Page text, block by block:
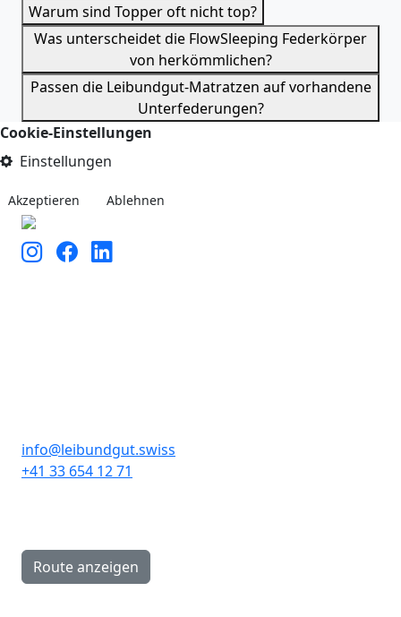
Warum sind Topper oft nicht top?
Was unterscheidet die FlowSleeping Federkörper
von herkömmlichen?
Passen die Leibundgut-Matratzen auf vorhandene
Unterfederungen?
Cookie-Einstellungen
Einstellungen
Akzeptieren Ablehnen
info@leibundgut.swiss
+41 33 654 12 71
Route anzeigen